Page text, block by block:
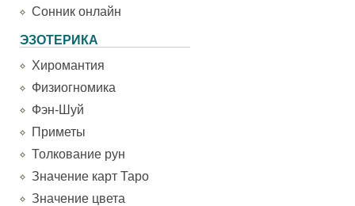
Сонник онлайн
ЭЗОТЕРИКА
Хиромантия
Физиогномика
Фэн-Шуй
Приметы
Толкование рун
Значение карт Таро
Значение цвета